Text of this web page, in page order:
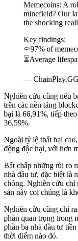
Memecoins: A
minefield? Our
the shocking
Key findings:
⚰️97% of
⏳Average
—
Nghiên cứu cũng nêu
trên các nền tảng
bại là 66,91%, tiếp
36,59%.
Ngoài tỷ lệ thất bại
động độc hại, với hơn
Bất chấp những rủi ro
nhà đầu tư, đặc biệt là
chóng. Nghiên cứu chỉ
sản này coi chúng là
Nghiên cứu cũng chỉ
phần quan trọng trong
phần ba nhà đầu tư
thời điểm nào đó.